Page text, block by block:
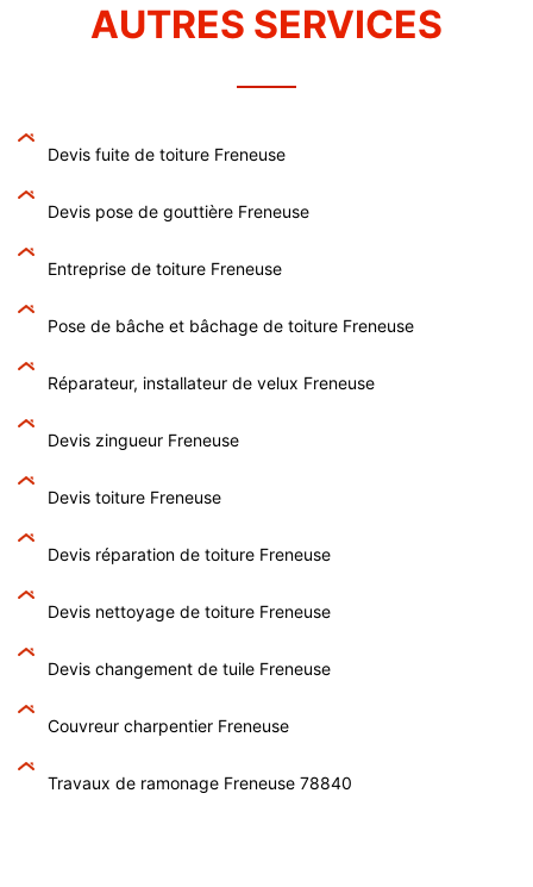
AUTRES SERVICES
Devis fuite de toiture Freneuse
Devis pose de gouttière Freneuse
Entreprise de toiture Freneuse
Pose de bâche et bâchage de toiture Freneuse
Réparateur, installateur de velux Freneuse
Devis zingueur Freneuse
Devis toiture Freneuse
Devis réparation de toiture Freneuse
Devis nettoyage de toiture Freneuse
Devis changement de tuile Freneuse
Couvreur charpentier Freneuse
Travaux de ramonage Freneuse 78840